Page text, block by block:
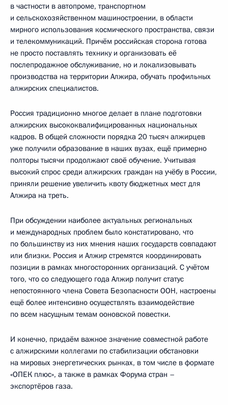
в частности в автопроме, транспортном
и сельскохозяйственном машиностроении, в области
мирного использования космического пространства, связи
и телекоммуникаций. Причём российская сторона готова
не просто поставлять технику и организовать её
послепродажное обслуживание, но и локализовывать
производства на территории Алжира, обучать профильных
алжирских специалистов.
Россия традиционно многое делает в плане подготовки
алжирских высококвалифицированных национальных
кадров. В общей сложности порядка 20 тысяч алжирцев
уже получили образование в наших вузах, ещё примерно
полторы тысячи продолжают своё обучение. Учитывая
высокий спрос среди алжирских граждан на учёбу в России,
приняли решение увеличить квоту бюджетных мест для
Алжира на треть.
При обсуждении наиболее актуальных региональных
и международных проблем было констатировано, что
по большинству из них мнения наших государств совпадают
или близки. Россия и Алжир стремятся координировать
позиции в рамках многосторонних организаций. С учётом
того, что со следующего года Алжир получит статус
непостоянного члена Совета Безопасности ООН, настроены
ещё более интенсивно осуществлять взаимодействие
по всем насущным темам ооновской повестки.
И конечно, придаём важное значение совместной работе
с алжирскими коллегами по стабилизации обстановки
на мировых энергетических рынках, в том числе в формате
«ОПЕК плюс», а также в рамках Форума стран –
экспортёров газа.